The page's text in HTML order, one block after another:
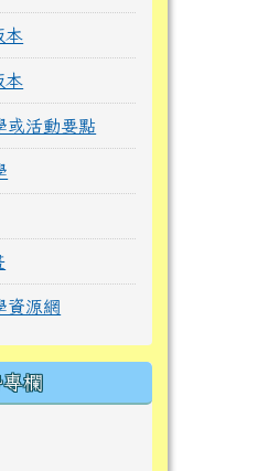
本
本
或活動要點
資源網
欄